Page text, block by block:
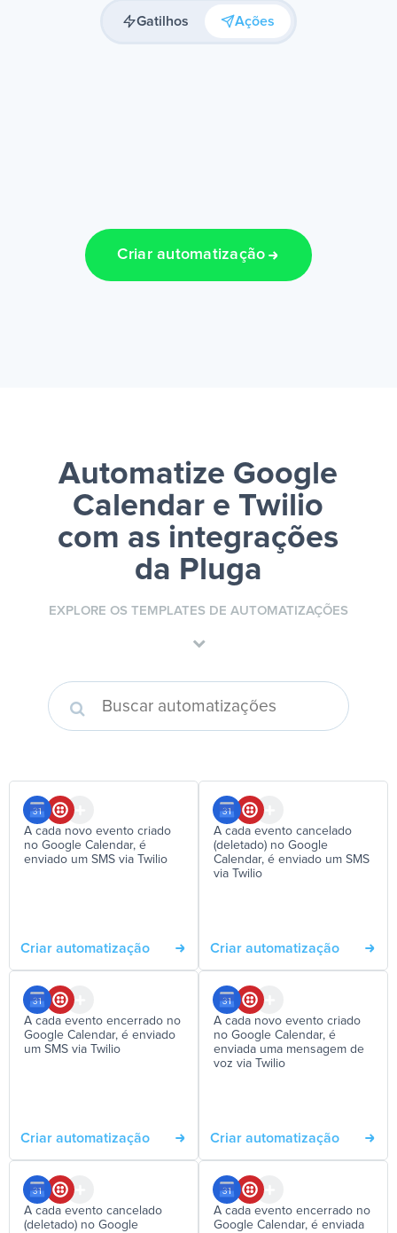
Gatilhos Ações
Criar automatização
Automatize Google
Calendar e Twilio
com as integrações
da Pluga
EXPLORE OS TEMPLATES DE AUTOMATIZAÇÕES
A cada novo evento criado
no Google Calendar, é
enviado um SMS via Twilio
Criar automatização
A cada evento cancelado
(deletado) no Google
Calendar, é enviado um SMS
via Twilio
Criar automatização
A cada evento encerrado no
Google Calendar, é enviado
um SMS via Twilio
Criar automatização
A cada novo evento criado
no Google Calendar, é
enviada uma mensagem de
voz via Twilio
Criar automatização
A cada evento cancelado
(deletado) no Google
A cada evento encerrado no
Google Calendar, é enviada